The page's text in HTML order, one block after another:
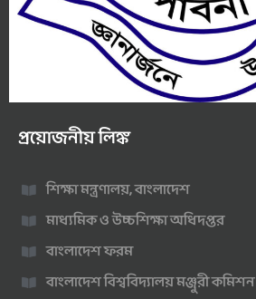
প্রয়োজনীয় লিঙ্ক
শিক্ষা মন্ত্রণালয়, বাংলাদেশ
মাধ্যমিক ও উচ্চশিক্ষা অধিদপ্তর
বাংলাদেশ ফরম
বাংলাদেশ বিশ্ববিদ্যালয় মঞ্জুরী কমিশন